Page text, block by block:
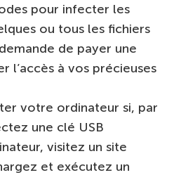
pour infecter les
ou tous les fichiers
de payer une
l’accès à vos précieuses
votre ordinateur si, par
une clé USB
visitez un site
et exécutez un